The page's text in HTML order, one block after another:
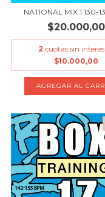
NATIONAL MIX 1 130-
$20.000,00
2 cuotas sin
$10.000,00